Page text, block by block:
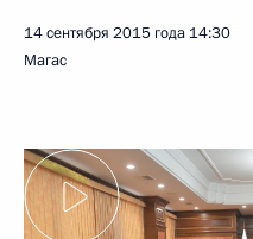
14 сентября 2015 года 14:30
Магас